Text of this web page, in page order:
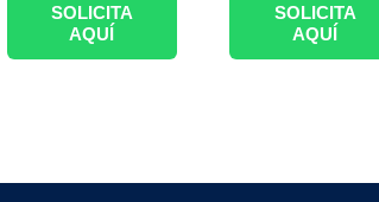
SOLICITA
AQUÍ
SOLICITA
AQUÍ